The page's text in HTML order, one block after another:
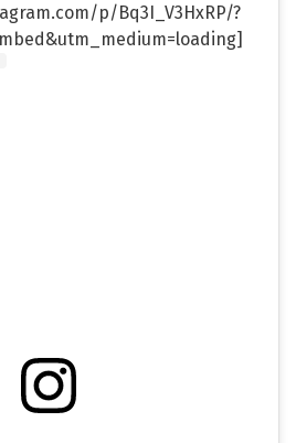
p/Bq3I_V3HxRP/?